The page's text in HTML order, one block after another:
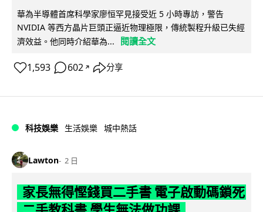
華為半導體首席科學家廖恒罕見接受近 5 小時專訪，警告
NVIDIA 等西方晶片巨頭正逼近物理極限，傳統製程升級已失經
濟效益。他同時介紹華為...
閱讀全文
1,593 602 ↗ 分享
科技娛樂 生活娛樂 城中熱話
Lawton 2 日
家長無得慳錢買二手書 電子啟動碼鎖死